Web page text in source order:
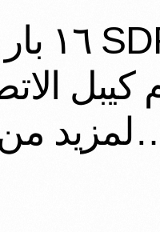
كيبل
على ارقامنا…